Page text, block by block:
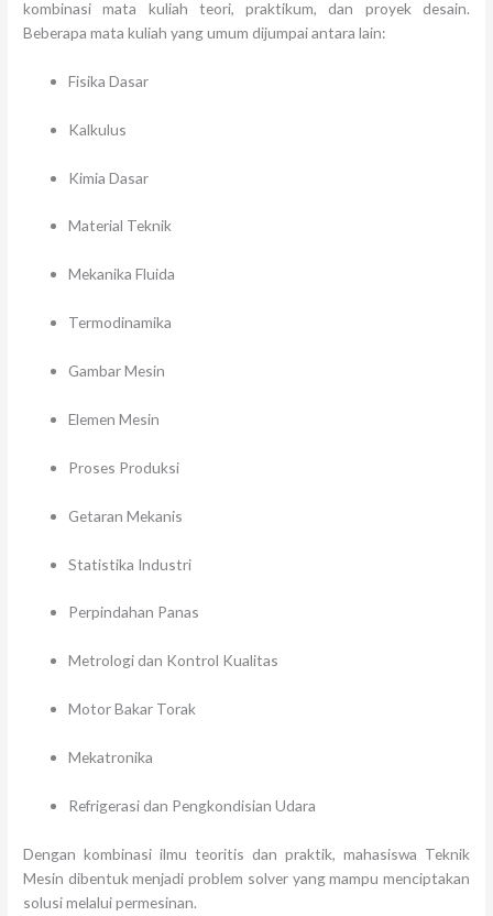
kombinasi mata kuliah teori, praktikum, dan proyek desain.
Beberapa mata kuliah yang umum dijumpai antara lain:
Fisika Dasar
Kalkulus
Kimia Dasar
Material Teknik
Mekanika Fluida
Termodinamika
Gambar Mesin
Elemen Mesin
Proses Produksi
Getaran Mekanis
Statistika Industri
Perpindahan Panas
Metrologi dan Kontrol Kualitas
Motor Bakar Torak
Mekatronika
Refrigerasi dan Pengkondisian Udara
Dengan kombinasi ilmu teoritis dan praktik, mahasiswa Teknik
Mesin dibentuk menjadi problem solver yang mampu menciptakan
solusi melalui permesinan.